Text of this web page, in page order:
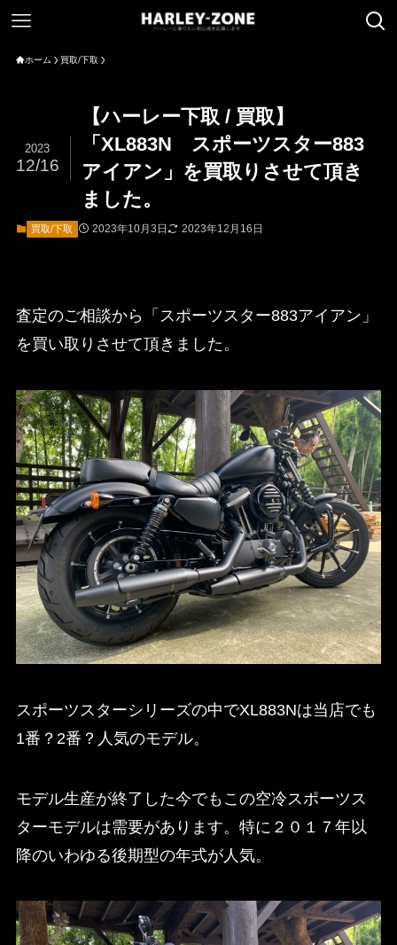
ホーム 買取/下取
【ハーレー下取 / 買取】
「XL883N スポーツスター883
アイアン」を買取りさせて頂き
ました。
2023
12/16
買取/下取 2023年10月3日 2023年12月16日
査定のご相談から「スポーツスター883アイアン」
を買い取りさせて頂きました。
スポーツスターシリーズの中でXL883Nは当店でも
1番？2番？人気のモデル。
モデル生産が終了した今でもこの空冷スポーツス
ターモデルは需要があります。特に２０１７年以
降のいわゆる後期型の年式が人気。